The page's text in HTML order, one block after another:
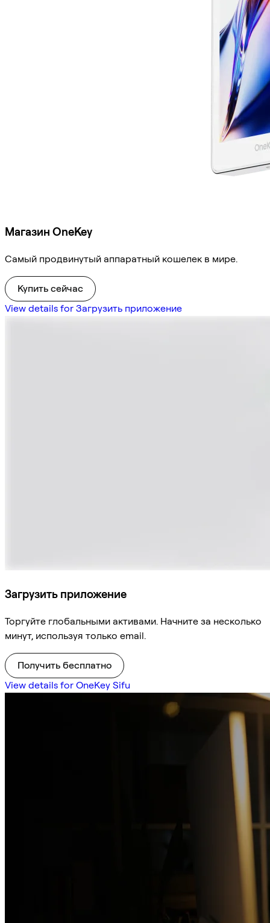
Магазин OneKey
Самый продвинутый аппаратный кошелек в мире.
Купить сейчас
View details for Загрузить приложение
Загрузить приложение
Торгуйте глобальными активами. Начните за несколько
минут, используя только email.
Получить бесплатно
View details for OneKey Sifu